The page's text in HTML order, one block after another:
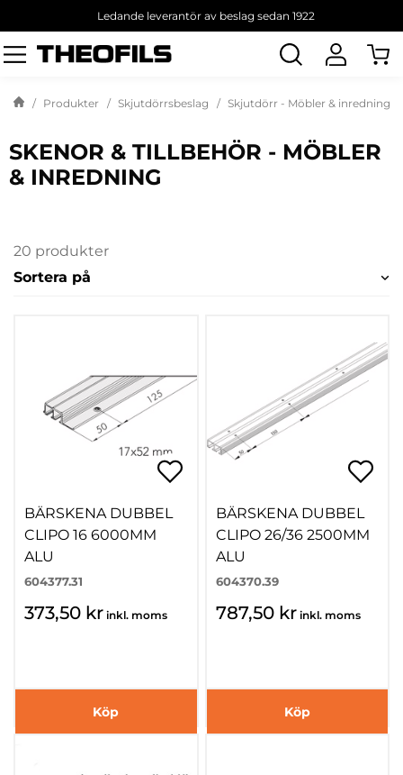
Ledande leverantör av beslag sedan 1922
Sök
produkt
Produkter Skjutdörrsbeslag Skjutdörr - Möbler & inredning
SKENOR & TILLBEHÖR - MÖBLER
& INREDNING
20 produkter
Sortera på
BÄRSKENA DUBBEL
CLIPO 16 6000MM
ALU
604377.31
373,50 kr inkl. moms
Köp
BÄRSKENA DUBBEL
CLIPO 26/36 2500MM
ALU
604370.39
787,50 kr inkl. moms
Köp